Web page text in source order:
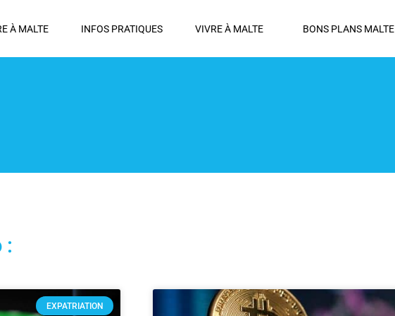
À MALTE INFOS PRATIQUES VIVRE À MALTE BONS PLANS MALTE
:
EXPATRIATION